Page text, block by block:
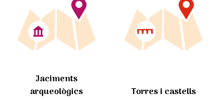
Jaciments
arqueològics
Torres i castells